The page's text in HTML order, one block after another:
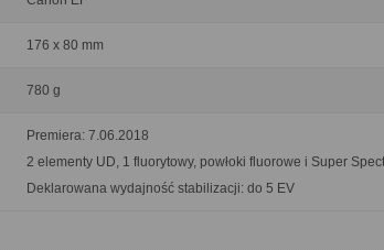
176 x 80 mm
780 g
Premiera: 7.06.2018
2 elementy UD, 1 fluorytowy, powłoki fluorowe i Super
Deklarowana wydajność stabilizacji: do 5 EV